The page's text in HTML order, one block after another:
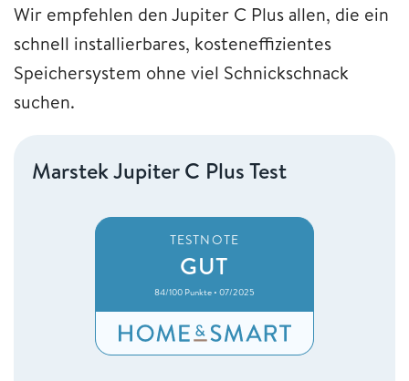
Wir empfehlen den Jupiter C Plus allen, die ein
schnell installierbares, kosteneffizientes
Speichersystem ohne viel Schnickschnack
suchen.
Marstek Jupiter C Plus Test
TESTNOTE
GUT
84/100 Punkte • 07/2025